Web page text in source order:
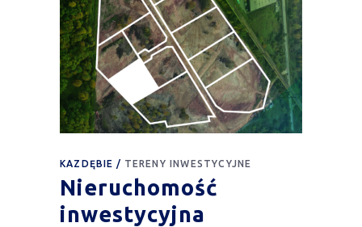
KAZDĘBIE TERENY INWESTYCYJNE
Nieruchomość
inwestycyjna